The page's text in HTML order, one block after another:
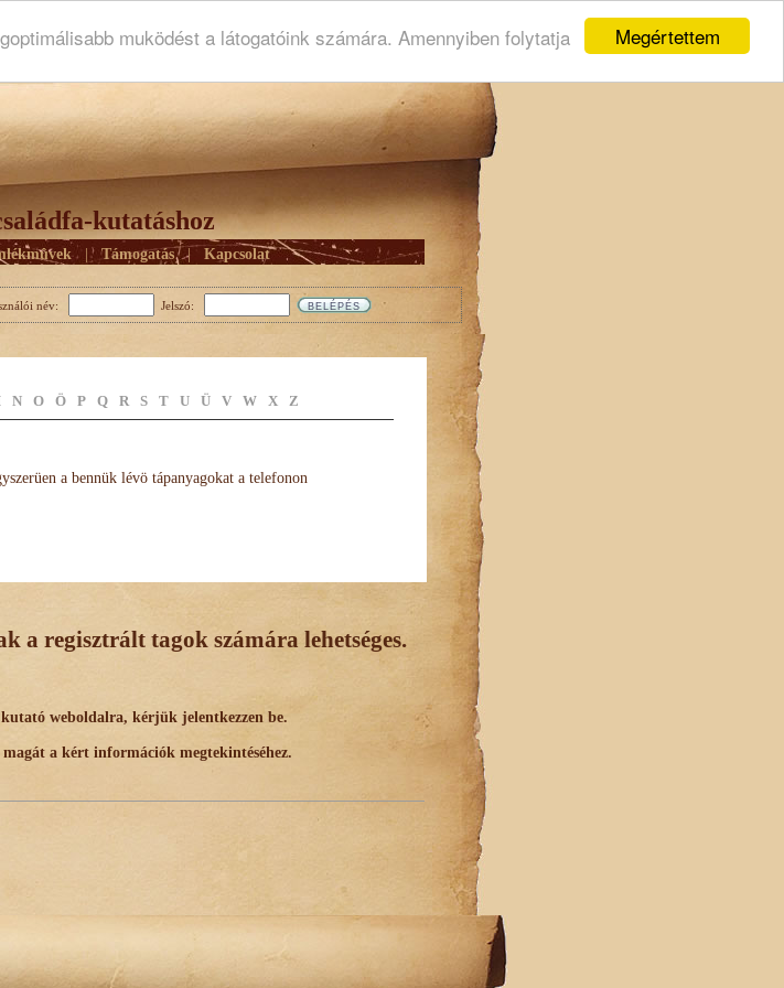
Megértettem
muködést a látogatóink számára. Amennyiben folytatja
kutatáshoz
| Támogatás | Kapcsolat
név: Jelszó:
N O Ö P Q R S T U Ü V W X Z
a bennük lévö tápanyagokat a telefonon
a regisztrált tagok számára lehetséges.
weboldalra, kérjük jelentkezzen be.
a kért információk megtekintéséhez.